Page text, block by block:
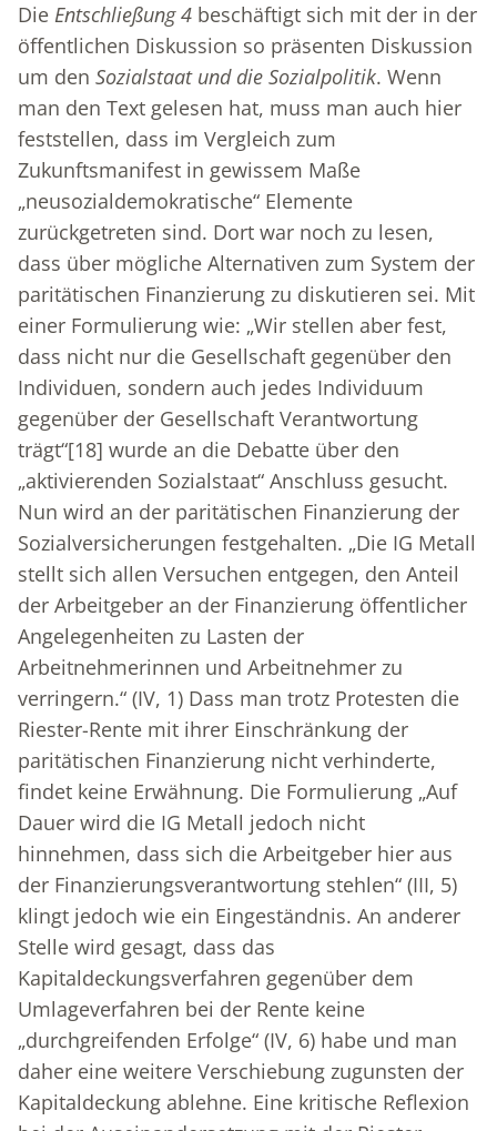
Die Entschließung 4 beschäftigt sich mit der in der
öffentlichen Diskussion so präsenten Diskussion
um den Sozialstaat und die Sozialpolitik. Wenn
man den Text gelesen hat, muss man auch hier
feststellen, dass im Vergleich zum
Zukunftsmanifest in gewissem Maße
„neusozialdemokratische“ Elemente
zurückgetreten sind. Dort war noch zu lesen,
dass über mögliche Alternativen zum System der
paritätischen Finanzierung zu diskutieren sei. Mit
einer Formulierung wie: „Wir stellen aber fest,
dass nicht nur die Gesellschaft gegenüber den
Individuen, sondern auch jedes Individuum
gegenüber der Gesellschaft Verantwortung
trägt“[18] wurde an die Debatte über den
„aktivierenden Sozialstaat“ Anschluss gesucht.
Nun wird an der paritätischen Finanzierung der
Sozialversicherungen festgehalten. „Die IG Metall
stellt sich allen Versuchen entgegen, den Anteil
der Arbeitgeber an der Finanzierung öffentlicher
Angelegenheiten zu Lasten der
Arbeitnehmerinnen und Arbeitnehmer zu
verringern.“ (IV, 1) Dass man trotz Protesten die
Riester-Rente mit ihrer Einschränkung der
paritätischen Finanzierung nicht verhinderte,
findet keine Erwähnung. Die Formulierung „Auf
Dauer wird die IG Metall jedoch nicht
hinnehmen, dass sich die Arbeitgeber hier aus
der Finanzierungsverantwortung stehlen“ (III, 5)
klingt jedoch wie ein Eingeständnis. An anderer
Stelle wird gesagt, dass das
Kapitaldeckungsverfahren gegenüber dem
Umlageverfahren bei der Rente keine
„durchgreifenden Erfolge“ (IV, 6) habe und man
daher eine weitere Verschiebung zugunsten der
Kapitaldeckung ablehne. Eine kritische Reflexion